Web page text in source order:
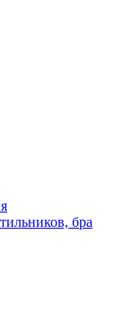
бра